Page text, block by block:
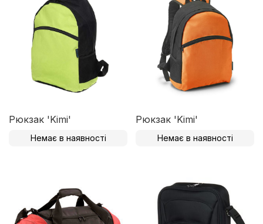
Рюкзак 'Kimi'
Немає в наявності
Рюкзак 'Kimi'
Немає в наявності